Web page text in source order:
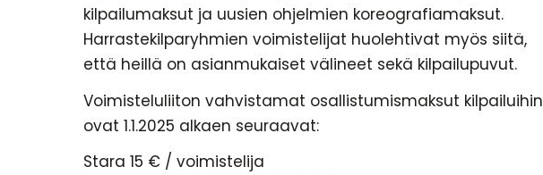
kilpailumaksut ja uusien ohjelmien koreografiamaksut.
Harrastekilparyhmien voimistelijat huolehtivat myös siitä,
että heillä on asianmukaiset välineet sekä kilpailupuvut.
Voimisteluliiton vahvistamat osallistumismaksut kilpailuihin
ovat 1.1.2025 alkaen seuraavat:
Stara 15 € / voimistelija